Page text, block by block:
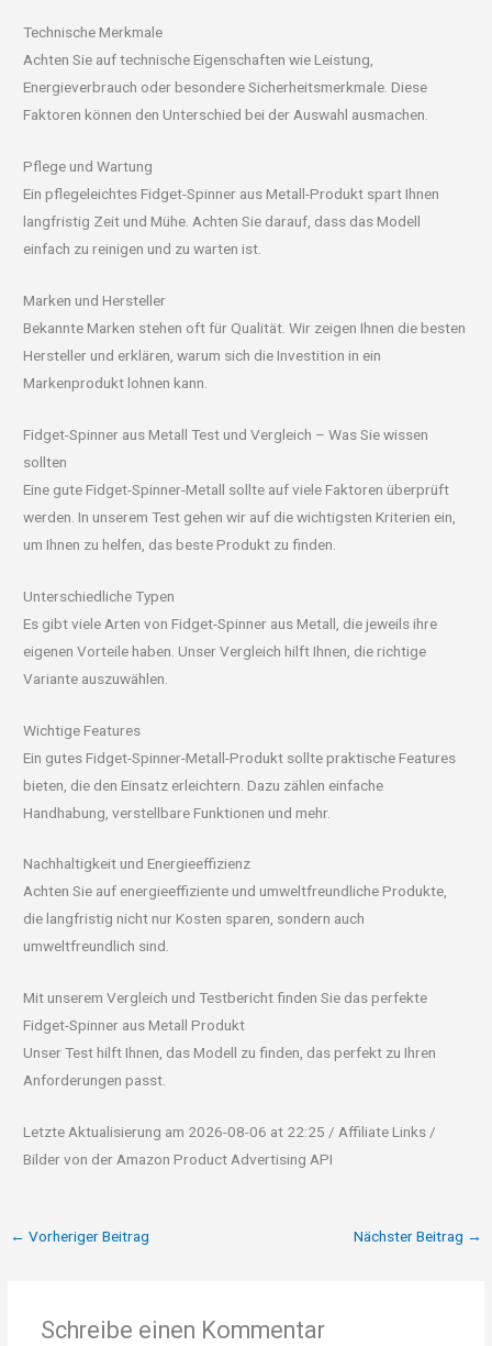
Technische Merkmale
Achten Sie auf technische Eigenschaften wie Leistung,
Energieverbrauch oder besondere Sicherheitsmerkmale. Diese
Faktoren können den Unterschied bei der Auswahl ausmachen.
Pflege und Wartung
Ein pflegeleichtes Fidget-Spinner aus Metall-Produkt spart Ihnen
langfristig Zeit und Mühe. Achten Sie darauf, dass das Modell
einfach zu reinigen und zu warten ist.
Marken und Hersteller
Bekannte Marken stehen oft für Qualität. Wir zeigen Ihnen die besten
Hersteller und erklären, warum sich die Investition in ein
Markenprodukt lohnen kann.
Fidget-Spinner aus Metall Test und Vergleich – Was Sie wissen
sollten
Eine gute Fidget-Spinner-Metall sollte auf viele Faktoren überprüft
werden. In unserem Test gehen wir auf die wichtigsten Kriterien ein,
um Ihnen zu helfen, das beste Produkt zu finden.
Unterschiedliche Typen
Es gibt viele Arten von Fidget-Spinner aus Metall, die jeweils ihre
eigenen Vorteile haben. Unser Vergleich hilft Ihnen, die richtige
Variante auszuwählen.
Wichtige Features
Ein gutes Fidget-Spinner-Metall-Produkt sollte praktische Features
bieten, die den Einsatz erleichtern. Dazu zählen einfache
Handhabung, verstellbare Funktionen und mehr.
Nachhaltigkeit und Energieeffizienz
Achten Sie auf energieeffiziente und umweltfreundliche Produkte,
die langfristig nicht nur Kosten sparen, sondern auch
umweltfreundlich sind.
Mit unserem Vergleich und Testbericht finden Sie das perfekte
Fidget-Spinner aus Metall Produkt
Unser Test hilft Ihnen, das Modell zu finden, das perfekt zu Ihren
Anforderungen passt.
Letzte Aktualisierung am 2026-08-06 at 22:25 / Affiliate Links /
Bilder von der Amazon Product Advertising API
← Vorheriger Beitrag Nächster Beitrag →
Schreibe einen Kommentar